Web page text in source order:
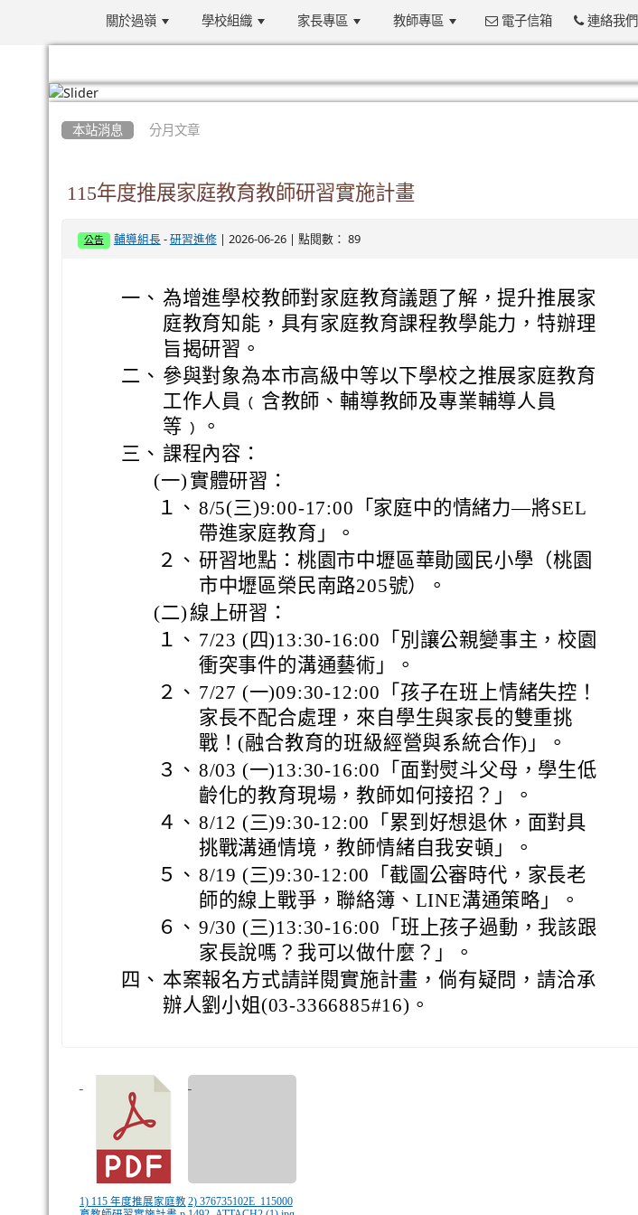
關於過嶺 學校組織 家長專區 教師專區 電子信箱 連絡我們
本站消息 分月文章
115年度推展家庭教育教師研習實施計畫
公告 輔導組長- 研習進修| 2026-06-26 | 點閱數： 89
一、 為增進學校教師對家庭教育議題了解，提升推展家
庭教育知能，具有家庭教育課程教學能力，特辦理
旨揭研習。
二、 參與對象為本市高級中等以下學校之推展家庭教育
工作人員﹙含教師、輔導教師及專業輔導人員
等﹚。
三、 課程內容：
(一) 實體研習：
１、 8/5(三)9:00-17:00「家庭中的情緒力—將SEL
帶進家庭教育」。
２、 研習地點：桃園市中壢區華勛國民小學（桃園
市中壢區榮民南路205號）。
(二)線上研習：
１、 7/23 (四)13:30-16:00「別讓公親變事主，校園
衝突事件的溝通藝術」。
２、 7/27 (一)09:30-12:00「孩子在班上情緒失控！
家長不配合處理，來自學生與家長的雙重挑
戰！(融合教育的班級經營與系統合作)」。
３、 8/03 (一)13:30-16:00「面對熨斗父母，學生低
齡化的教育現場，教師如何接招？」。
４、 8/12 (三)9:30-12:00「累到好想退休，面對具
挑戰溝通情境，教師情緒自我安頓」。
５、 8/19 (三)9:30-12:00「截圖公審時代，家長老
師的線上戰爭，聯絡簿、LINE溝通策略」。
６、 9/30 (三)13:30-16:00「班上孩子過動，我該跟
家長說嗎？我可以做什麼？」。
四、 本案報名方式請詳閱實施計畫，倘有疑問，請洽承
辦人劉小姐(03-3366885#16)。
1) 115 年度推展家庭教 2) 376735102E_115000